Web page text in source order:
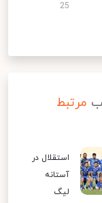
25
مرتبط
استقلال در
آستانه
لیگ